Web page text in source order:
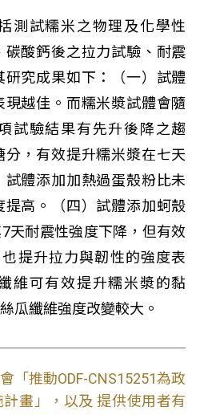
測試糯米之物理及化學性
酸鈣後之拉力試驗、耐震
究成果如下：（一）試體
越佳。而糯米漿試體會隨
試驗結果有先升後降之趨
，有效提升糯米漿在七天
試體添加加熱過蛋殼粉比未
高。（四）試體添加蚵殼
天耐震性強度下降，但有效
提升拉力與韌性的強度表
維可有效提升糯米漿的黏
瓜纖維強度改變較大。
「推動ODF-CNS15251為政
畫」，以及 提供使用者有